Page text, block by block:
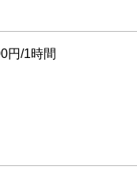
円/1時間